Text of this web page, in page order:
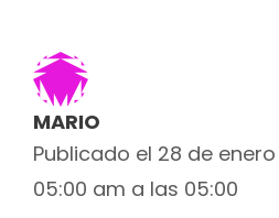
MARIO
Publicado el 28 de enero
05:00 am a las 05:00